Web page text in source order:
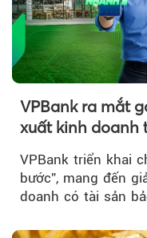
VPBank ra mắt
xuất kinh doanh
VPBank triển khai
bước”, mang đến
doanh có tài sản